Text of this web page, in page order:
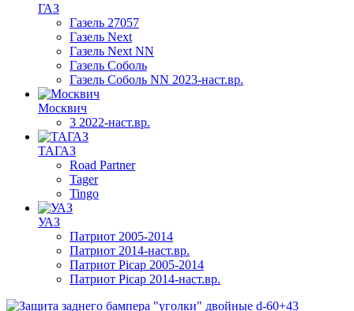
ГАЗ
Газель 27057
Газель Next
Газель Next NN
Газель Соболь
Газель Соболь NN 2023-наст.вр.
Москвич
3 2022-наст.вр.
ТАГАЗ
Road Partner
Tager
Tingo
УАЗ
Патриот 2005-2014
Патриот 2014-наст.вр.
Патриот Picap 2005-2014
Патриот Picap 2014-наст.вр.